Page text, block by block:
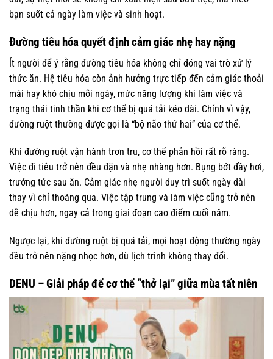
bạn suốt cả ngày làm việc và sinh hoạt.
Đường tiêu hóa quyết định cảm giác nhẹ hay nặng
Ít người để ý rằng đường tiêu hóa không chỉ đóng vai trò xử lý
thức ăn. Hệ tiêu hóa còn ảnh hưởng trực tiếp đến cảm giác thoải
mái hay khó chịu mỗi ngày, mức năng lượng khi làm việc và
trạng thái tinh thần khi cơ thể bị quá tải kéo dài. Chính vì vậy,
đường ruột thường được gọi là “bộ não thứ hai” của cơ thể.
Khi đường ruột vận hành trơn tru, cơ thể phản hồi rất rõ ràng.
Việc đi tiêu trở nên đều đặn và nhẹ nhàng hơn. Bụng bớt đầy hơi,
trướng tức sau ăn. Cảm giác nhẹ người duy trì suốt ngày dài
thay vì chỉ thoáng qua. Việc tập trung và làm việc cũng trở nên
dễ chịu hơn, ngay cả trong giai đoạn cao điểm cuối năm.
Ngược lại, khi đường ruột bị quá tải, mọi hoạt động thường ngày
đều trở nên nặng nhọc hơn, dù lịch trình không thay đổi.
DENU – Giải pháp để cơ thể “thở lại” giữa mùa tất niên